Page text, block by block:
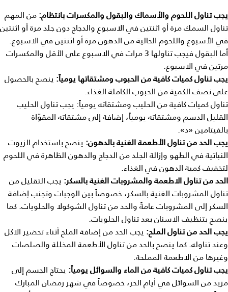
يجبتناولاللحوم والأسماك والبقول والمكسراتبانتظام: من المهم
تناول السمك مرة أو اثنتين في الاسبوع والدجاج دون جلد مرة أو اثنتين
في الأسبوع واللحوم الخالية من الدهون مرة أو اثنتين في الاسبوع.
أما البقول فيجب تناولها 3 مرات في الاسبوع على الأقل والمكسرات
مرتين في الاسبوع.
يجبتناولكمياتكافيةمنالحبوب ومشتقاتها يومياً: ينصح بالحصول
على نصف الكمية من الحبوب الكاملة الغذاء.
تناول كميات كافية من الحليب ومشتقاته يومياً: يجب تناول الحليب
القليل الدسم ومشتقاته يومياً، إضافة إلى مشتقاته المقوّاة
بالفيتامين «د».
يجبالحدمنتناولالأطعمةالغنيةبالدهون: ينصح باستخدام الزيوت
النباتية في الطهو وإزالة الجلد من الدجاج والدهون الظاهرة في اللحوم
لتخفيف كمية الدهون في الغذاء.
الحدمنتناولالاطعمة والمشروباتالغنيةبالسكر: يجب التقليل من
تناول المشروبات الغنية بالسكر، خصوصاً بين الوجبات وتجنب إضافة
السكر إلى المشروبات عامةً والحد من تناول الشوكولا والحلويات. كما
ينصح بتنظيف الاسنان بعد تناول الحلويات.
يجبالحدمنتناولالملح: يجب الحد من إضافة الملح أثناء تحضير الاكل
وعند تناوله. كما ينصح بالحد من تناول الأطعمة المخللة والصلصات
وغيرها من الاطعمة المملحة.
يجبتناولكمياتكافيةمنالماء والسوائليومياً: يحتاج الجسم إلى
مزيد من السوائل في أيام الحر، خصوصاً في شهر رمضان المبارك